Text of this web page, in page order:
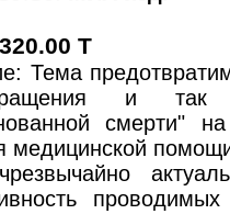
T
Тема
и так
смерти"
медицинской
проводимых